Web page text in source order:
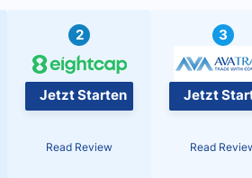
2
Jetzt Starten
Read Review
3
Jetzt
Read